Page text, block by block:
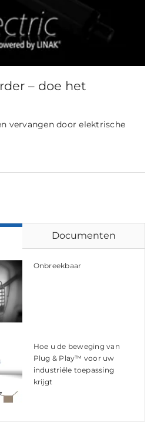
– doe het
vervangen door elektrische
Documenten
Onbreekbaar
Hoe u de beweging van
Plug & Play™ voor uw
industriële toepassing
krijgt